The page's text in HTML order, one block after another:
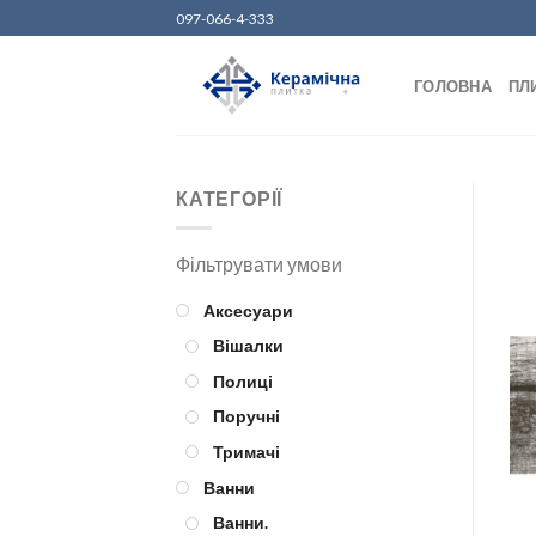
to
097-066-4-333
ГОЛОВНА
КАТЕГОРІЇ
Аксесуари
Вішалки
Полиці
Поручні
Тримачі
Ванни
Ванни.